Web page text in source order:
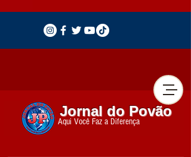
Jornal do Povão
Aqui Você Faz a Diferença